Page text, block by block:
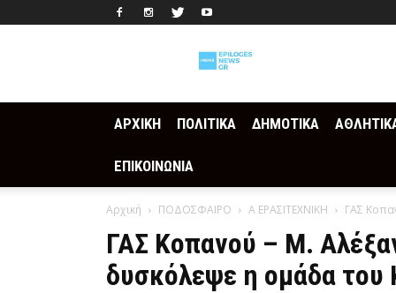
ΑΡΧΙΚΗ ΠΟΛΙΤΙΚΑ ΔΗΜΟΤΙΚΑ
ΕΠΙΚΟΙΝΩΝΙΑ
Αρχική ΠΟΔΟΣΦΑΙΡΟ Α ΕΡΑΣΙΤΕΧΝΙΚΗ ΓΑΣ
ΓΑΣ Κοπανού – Μ.
δυσκόλεψε η ομάδα του